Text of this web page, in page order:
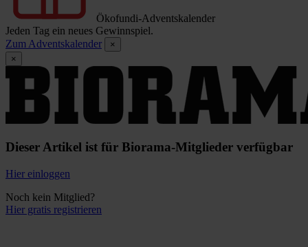
Ökofundi-Adventskalender
Jeden Tag ein neues Gewinnspiel.
Zum Adventskalender
×
×
Dieser Artikel ist für Biorama-Mitglieder verfügbar
Hier einloggen
Noch kein Mitglied?
Hier gratis registrieren